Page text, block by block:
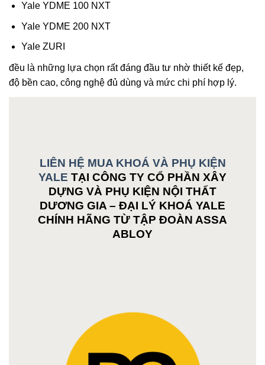
Yale YDME 100 NXT
Yale YDME 200 NXT
Yale ZURI
đều là những lựa chọn rất đáng đầu tư nhờ thiết kế đẹp,
độ bền cao, công nghệ đủ dùng và mức chi phí hợp lý.
LIÊN HỆ MUA KHOÁ VÀ PHỤ KIỆN
YALE TẠI CÔNG TY CỔ PHẦN XÂY
DỰNG VÀ PHỤ KIỆN NỘI THẤT
DƯƠNG GIA – ĐẠI LÝ KHOÁ YALE
CHÍNH HÃNG TỪ TẬP ĐOÀN ASSA
ABLOY